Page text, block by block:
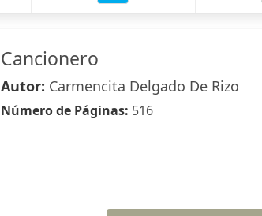
Cancionero
Autor: Carmencita Delgado De Rizo
Número de Páginas: 516